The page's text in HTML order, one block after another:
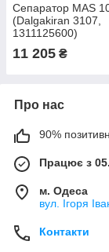
Сепаратор MAS
(Dalgakiran 3107,
1311125600)
11 205 ₴
Про нас
90%
Працює з
м. Одеса
вул. Ігоря
Контакти